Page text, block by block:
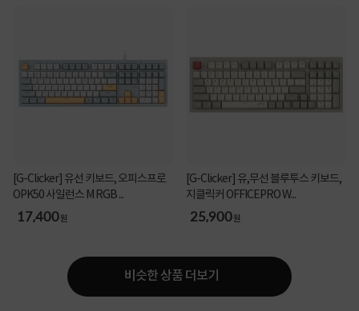
[G-Clicker] 유선 키보드, 오피스프로
OPK50 사일런스 M RGB ...
17,400원
[G-Clicker] 유,무선 블루투스 키보드,
지클릭커 OFFICEPRO W...
25,900원
비슷한 상품 더보기